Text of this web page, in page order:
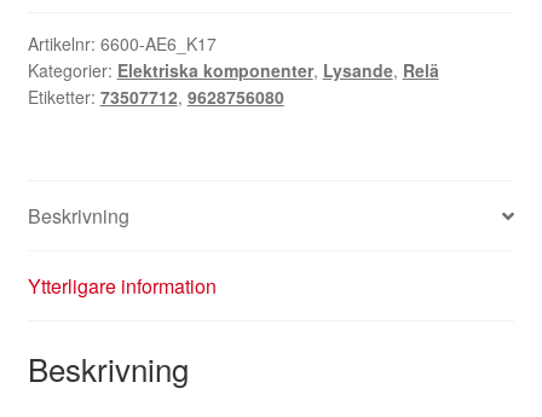
Artikelnr: 6600-AE6_K17
Kategorier: Elektriska komponenter, Lysande, Relä
Etiketter: 73507712, 9628756080
Beskrivning
Ytterligare information
Beskrivning